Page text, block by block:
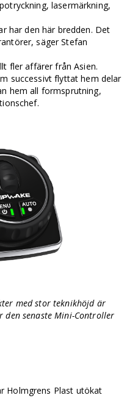
lasermärkning,
har den här bredden. Det
säger Stefan
fler affärer från Asien.
successivt flyttat hem delar
hem all formsprutning,
med stor teknikhöjd är
den senaste Mini-Controller
Holmgrens Plast utökat